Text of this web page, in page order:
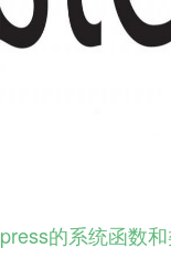
的系统函数